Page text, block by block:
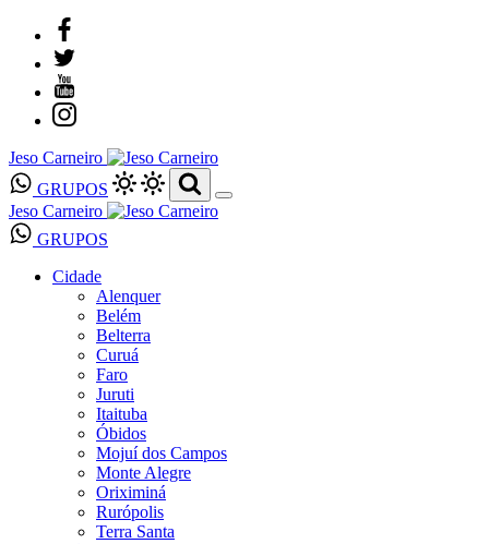
Jeso Carneiro
GRUPOS
Jeso Carneiro
GRUPOS
Cidade
Alenquer
Belém
Belterra
Curuá
Faro
Juruti
Itaituba
Óbidos
Mojuí dos Campos
Monte Alegre
Oriximiná
Rurópolis
Terra Santa